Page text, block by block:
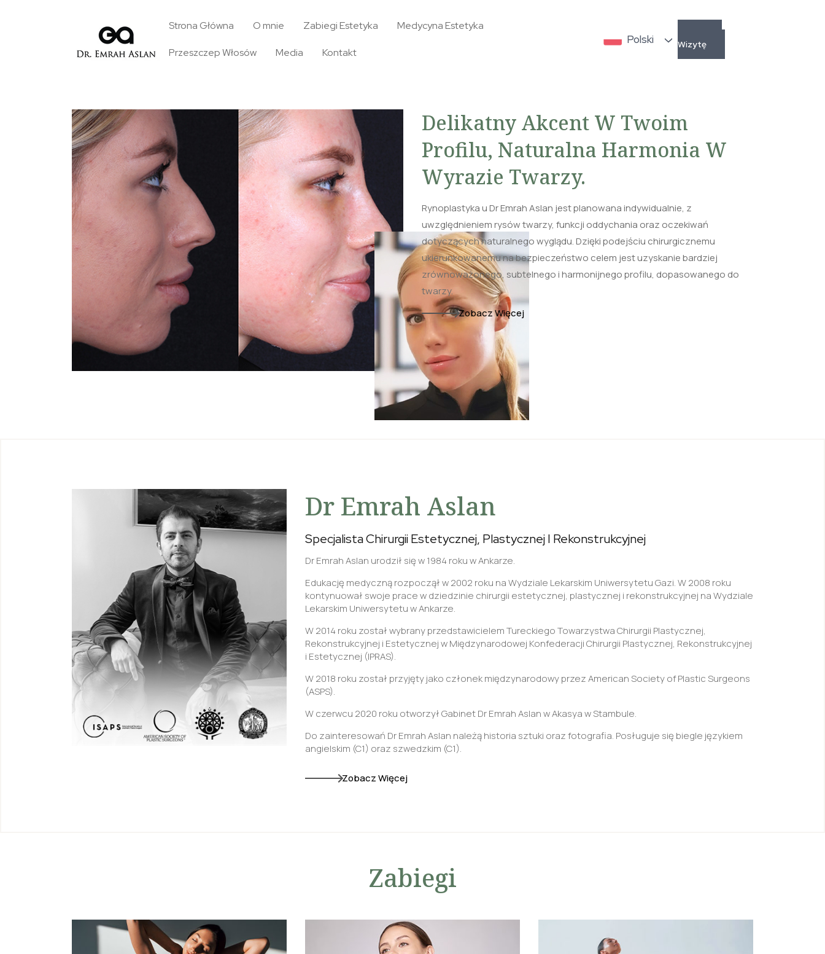
Strona Główna O mnie Zabiegi Estetyka Medycyna Estetyka
Przeszczep Włosów Media Kontakt
Polski
Wizytę
Delikatny Akcent W Twoim
Profilu, Naturalna Harmonia W
Wyrazie Twarzy.
Rynoplastyka u Dr Emrah Aslan jest planowana indywidualnie, z
uwzględnieniem rysów twarzy, funkcji oddychania oraz oczekiwań
dotyczących naturalnego wyglądu. Dzięki podejściu chirurgicznemu
ukierunkowanemu na bezpieczeństwo celem jest uzyskanie bardziej
zrównoważonego, subtelnego i harmonijnego profilu, dopasowanego do
twarzy.
Zobacz Więcej
Dr Emrah Aslan
Specjalista Chirurgii Estetycznej, Plastycznej I Rekonstrukcyjnej
Dr Emrah Aslan urodził się w 1984 roku w Ankarze.
Edukację medyczną rozpoczął w 2002 roku na Wydziale Lekarskim Uniwersytetu Gazi. W 2008 roku
kontynuował swoje prace w dziedzinie chirurgii estetycznej, plastycznej i rekonstrukcyjnej na Wydziale
Lekarskim Uniwersytetu w Ankarze.
W 2014 roku został wybrany przedstawicielem Tureckiego Towarzystwa Chirurgii Plastycznej,
Rekonstrukcyjnej i Estetycznej w Międzynarodowej Konfederacji Chirurgii Plastycznej, Rekonstrukcyjnej
i Estetycznej (IPRAS).
W 2018 roku został przyjęty jako członek międzynarodowy przez American Society of Plastic Surgeons
(ASPS).
W czerwcu 2020 roku otworzył Gabinet Dr Emrah Aslan w Akasya w Stambule.
Do zainteresowań Dr Emrah Aslan należą historia sztuki oraz fotografia. Posługuje się biegle językiem
angielskim (C1) oraz szwedzkim (C1).
Zobacz Więcej
Zabiegi